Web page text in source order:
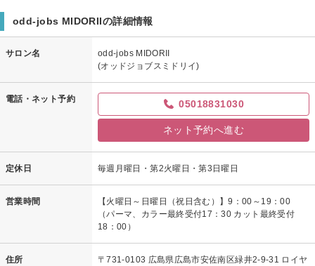
odd-jobs MIDORIIの詳細情報
サロン名
odd-jobs MIDORII
(オッドジョブスミドリイ)
電話・ネット予約 05018831030
ネット予約へ進む
定休日 毎週月曜日・第2火曜日・第3日曜日
営業時間
【火曜日～日曜日（祝日含む）】9：00～19：00
（パーマ、カラー最終受付17：30 カット最終受付
18：00）
住所
〒731-0103 広島県広島市安佐南区緑井2-9-31 ロイヤ